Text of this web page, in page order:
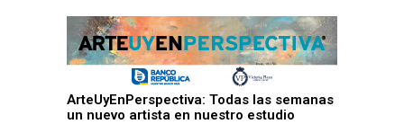
ArteUyEnPerspectiva: Todas las semanas
un nuevo artista en nuestro estudio